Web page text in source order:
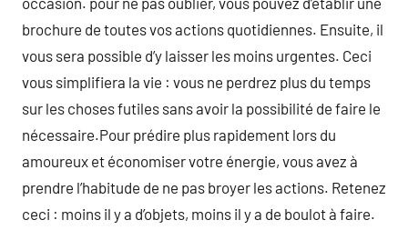
brochure de toutes vos actions quotidiennes. Ensuite, il
vous sera possible d’y laisser les moins urgentes. Ceci
vous simplifiera la vie : vous ne perdrez plus du temps
sur les choses futiles sans avoir la possibilité de faire le
nécessaire.Pour prédire plus rapidement lors du
amoureux et économiser votre énergie, vous avez à
prendre l’habitude de ne pas broyer les actions. Retenez
ceci : moins il y a d’objets, moins il y a de boulot à faire.